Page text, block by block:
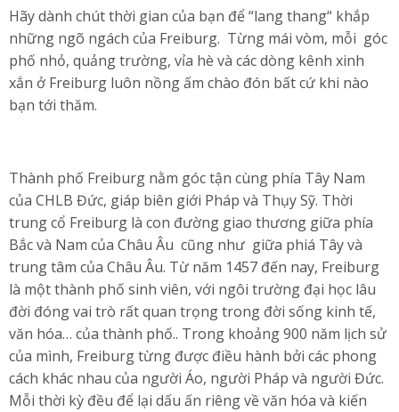
Hãy dành chút thời gian của bạn để “lang thang“ khắp
những ngõ ngách của Freiburg. Từng mái vòm, mỗi góc
phố nhỏ, quảng trường, vỉa hè và các dòng kênh xinh
xắn ở Freiburg luôn nồng ấm chào đón bất cứ khi nào
bạn tới thăm.
Thành phố Freiburg nằm góc tận cùng phía Tây Nam
của CHLB Đức, giáp biên giới Pháp và Thụy Sỹ. Thời
trung cổ Freiburg là con đường giao thương giữa phía
Bắc và Nam của Châu Âu cũng như giữa phiá Tây và
trung tâm của Châu Âu. Từ năm 1457 đến nay, Freiburg
là một thành phố sinh viên, với ngôi trường đại học lâu
đời đóng vai trò rất quan trọng trong đời sống kinh tế,
văn hóa… của thành phố.. Trong khoảng 900 năm lịch sử
của mình, Freiburg từng được điều hành bởi các phong
cách khác nhau của người Áo, người Pháp và người Đức.
Mỗi thời kỳ đều để lại dấu ấn riêng về văn hóa và kiến